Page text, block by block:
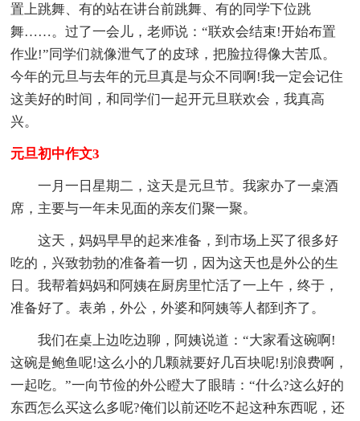
置上跳舞、有的站在讲台前跳舞、有的同学下位跳
舞……。过了一会儿，老师说：“联欢会结束!开始布置
作业!”同学们就像泄气了的皮球，把脸拉得像大苦瓜。
今年的元旦与去年的元旦真是与众不同啊!我一定会记住
这美好的时间，和同学们一起开元旦联欢会，我真高
兴。
元旦初中作文3
一月一日星期二，这天是元旦节。我家办了一桌酒
席，主要与一年未见面的亲友们聚一聚。
这天，妈妈早早的起来准备，到市场上买了很多好
吃的，兴致勃勃的准备着一切，因为这天也是外公的生
日。我帮着妈妈和阿姨在厨房里忙活了一上午，终于，
准备好了。表弟，外公，外婆和阿姨等人都到齐了。
我们在桌上边吃边聊，阿姨说道：“大家看这碗啊!
这碗是鲍鱼呢!这么小的几颗就要好几百块呢!别浪费啊，
一起吃。”一向节俭的外公瞪大了眼睛：“什么?这么好的
东西怎么买这么多呢?俺们以前还吃不起这种东西呢，还